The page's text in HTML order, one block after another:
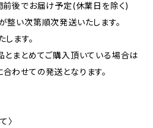
前後でお届け予定(休業日を除く)
整い次第順次発送いたします。
ます。
とまとめてご購入頂いている場合は
わせての発送となります。
〉